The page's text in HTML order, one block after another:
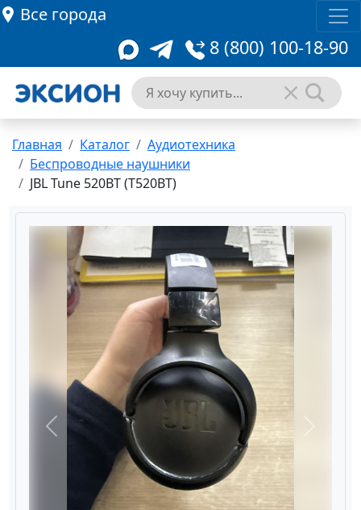
Все города
8 (800) 100-18-90
Главная Каталог
Аудиотехника
Беспроводные наушники
JBL Tune 520BT (T520BT)
Назад Вперёд